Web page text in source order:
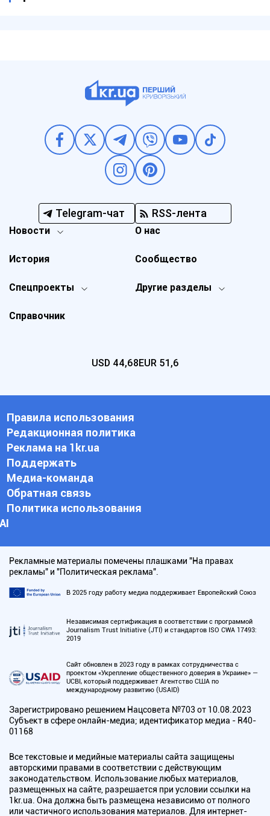
Telegram-чат RSS-лента
Новости
Спецпроекты Другие разделы
История
О нас
Справочник
Сообщество
USD 44,68EUR 51,6
Правила использования
Редакционная политика
Реклама на 1kr.ua
Поддержать
Медиа-команда
Обратная связь
Политика использования
АI
Рекламные материалы помечены плашками "На правах
рекламы" и "Политическая реклама".
В 2025 году работу медиа поддерживает Европейский Союз
Независимая сертификация в соответствии с программой
Journalism Trust Initiative (JTI) и стандартов ISO CWA 17493:
2019
Сайт обновлен в 2023 году в рамках сотрудничества с
проектом «Укрепление общественного доверия в Украине» —
UCBI, который поддерживает Агентство США по
международному развитию (USAID)
Зарегистрировано решением Нацсовета №703 от 10.08.2023
Субъект в сфере онлайн-медиа; идентификатор медиа - R40-
01168
Все текстовые и медийные материалы сайта защищены
авторскими правами в соответствии с действующим
законодательством. Использование любых материалов,
размещенных на сайте, разрешается при условии ссылки на
1kr.ua. Она должна быть размещена независимо от полного
или частичного использования материалов. Для интернет-